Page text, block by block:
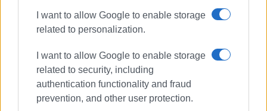
I want to allow Google to enable storage
related to personalization.
I want to allow Google to enable storage
related to security, including
authentication functionality and fraud
prevention, and other user protection.
«Αθλητική Πορεία της Κέρκυρας», ενώ από τις
αρχές του ΄92 και για 25 χρόνια στο «Κερκυραϊκό
Βήμα». Από το 1994 εκδότης - διευθυντής στα
«Κερκυραϊκά Σπορ» και από το 2000 και για 15
χρόνια στο «ΦΩΣ των ΣΠΟΡ». Από το 2015
εργάζεται στην «ΕΝΗΜΕΡΩΣΗ», ενώ
συνεργάστηκε με την τηλεόραση του Corfu